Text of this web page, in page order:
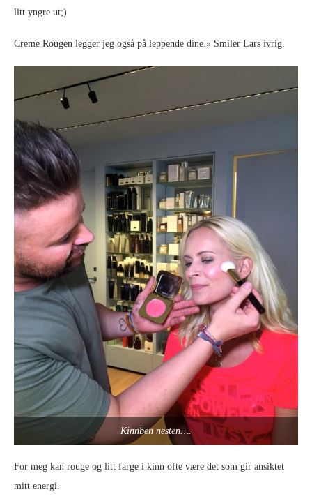
litt yngre ut;)
Creme Rougen legger jeg også på leppende dine.» Smiler Lars ivrig.
Kinnben nesten….
For meg kan rouge og litt farge i kinn ofte være det som gir ansiktet
mitt energi.